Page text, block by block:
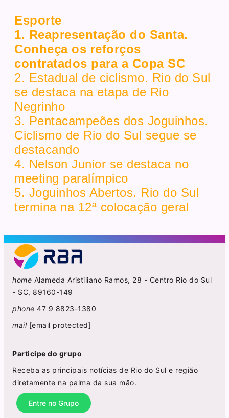
Esporte
1. Reapresentação do Santa.
Conheça os reforços
contratados para a Copa SC
2. Estadual de ciclismo. Rio do Sul
se destaca na etapa de Rio
Negrinho
3. Pentacampeões dos Joguinhos.
Ciclismo de Rio do Sul segue se
destacando
4. Nelson Junior se destaca no
meeting paralímpico
5. Joguinhos Abertos. Rio do Sul
termina na 12ª colocação geral
home Alameda Aristiliano Ramos, 28 - Centro Rio do Sul
- SC, 89160-149
phone 47 9 8823-1380
mail [email protected]
Participe do grupo
Receba as principais notícias de Rio do Sul e região
diretamente na palma da sua mão.
Entre no Grupo